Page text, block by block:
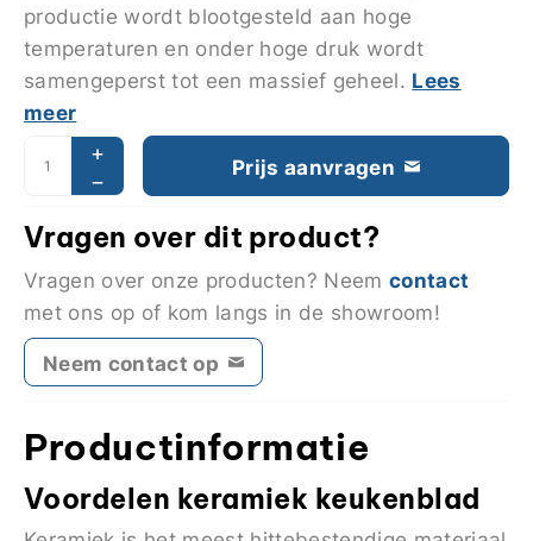
productie wordt blootgesteld aan hoge
temperaturen en onder hoge druk wordt
samengeperst tot een massief geheel. Lees
meer
Prijs aanvragen
Vragen over dit product?
Vragen over onze producten? Neem contact
met ons op of kom langs in de showroom!
Neem contact op
Productinformatie
Voordelen keramiek keukenblad